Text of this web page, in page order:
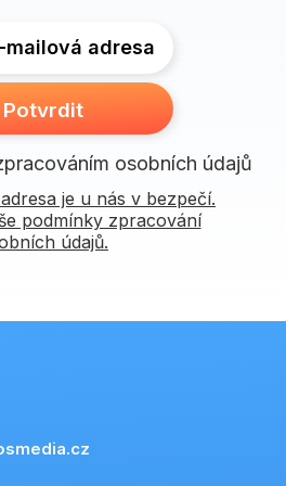
mailová adresa
Potvrdit
osobních údajů
je u nás v bezpečí.
podmínky zpracování
údajů.